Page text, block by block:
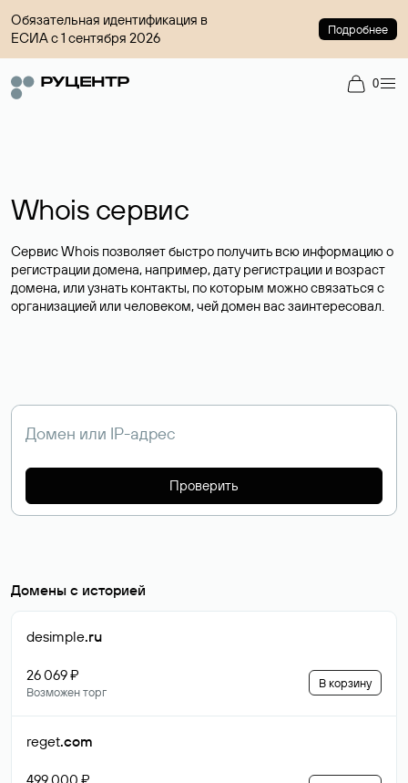
Обязательная идентификация в
ЕСИА с 1 сентября 2026
Подробнее
0
Whois сервис
Сервис Whois позволяет быстро получить всю информацию о
регистрации домена, например, дату регистрации и возраст
домена, или узнать контакты, по которым можно связаться с
организацией или человеком, чей домен вас заинтересовал.
Проверить
Домены с историей
desimple.ru
26 069 ₽
Возможен торг
В корзину
reget.com